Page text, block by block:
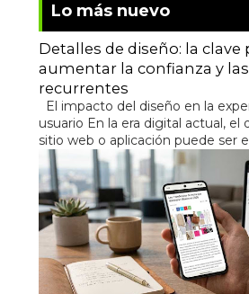
Lo más nuevo
Detalles de diseño: la clave
aumentar la confianza y
recurrentes
El impacto del diseño en la
usuario En la era digital actual, el
sitio web o aplicación puede ser